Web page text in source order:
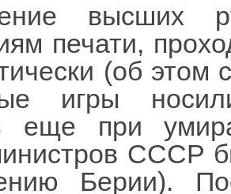
высших
печати,
(об этом
игры
еще при
СССР
Берии).